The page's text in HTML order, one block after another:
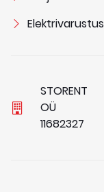
Elektrivarustus
STORENT
OÜ
11682327